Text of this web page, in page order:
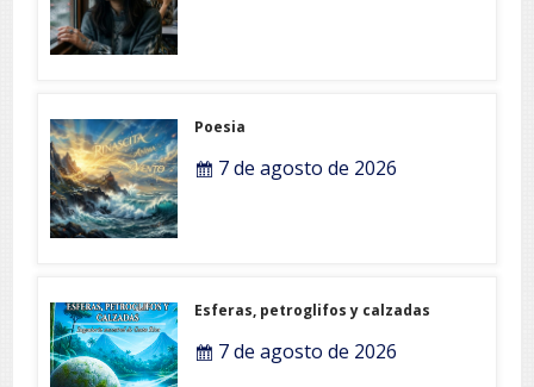
Poesia
7 de agosto de 2026
Esferas, petroglifos y calzadas
7 de agosto de 2026